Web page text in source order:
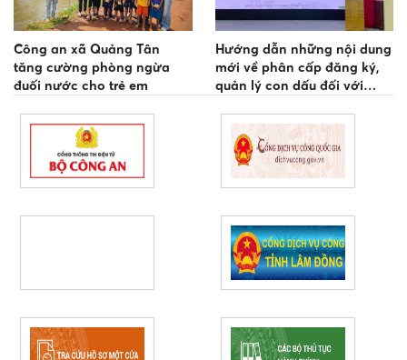
Công an xã Quảng Tân
tăng cường phòng ngừa
đuối nước cho trẻ em
Hướng dẫn những nội dung
mới về phân cấp đăng ký,
quản lý con dấu đối với